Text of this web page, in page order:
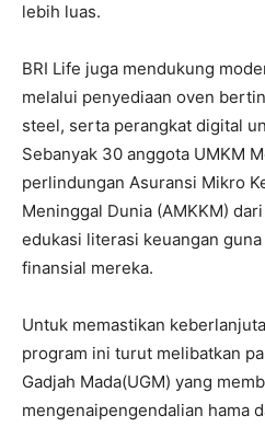
lebih luas.
BRI Life juga mendukung
melalui penyediaan oven
steel, serta perangkat digital
Sebanyak 30 anggota UMKM
perlindungan Asuransi Mikro
Meninggal Dunia (AMKKM)
edukasi literasi keuangan
finansial mereka.
Untuk memastikan
program ini turut melibatkan
Gadjah Mada(UGM) yang
mengenaipengendalian hama